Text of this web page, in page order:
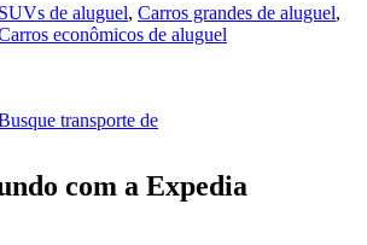
SUVs de aluguel, Carros grandes de aluguel,
econômicos de aluguel
transporte de
com a Expedia